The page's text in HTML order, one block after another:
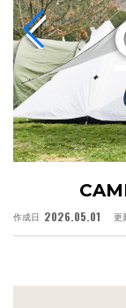
作成日 2026.05.01 更